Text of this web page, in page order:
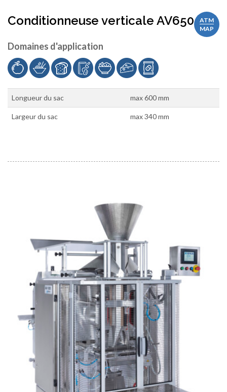
ATM
MAP
Conditionneuse verticale AV650
Domaines d'application
Longueur du sac max 600 mm
Largeur du sac max 340 mm